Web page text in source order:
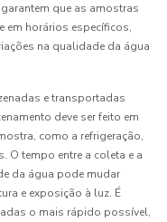
que as amostras
em horários específicos,
na qualidade da água
e transportadas
deve ser feito em
como a refrigeração,
O tempo entre a coleta e a
da água pode mudar
e exposição à luz. É
o mais rápido possível,